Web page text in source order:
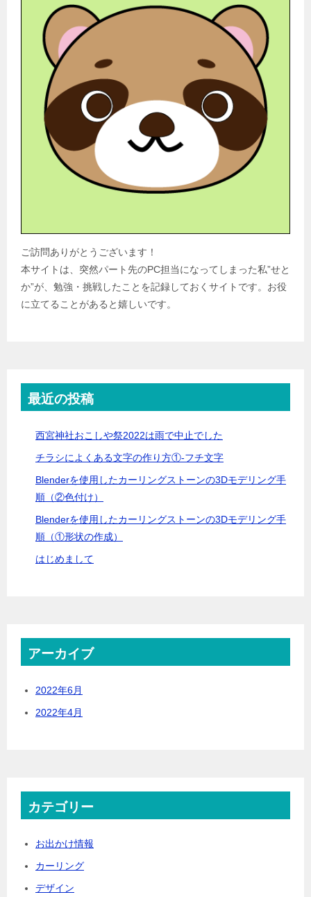
ご訪問ありがとうございます！
本サイトは、突然パート先のPC担当になってしまった私”せと
か”が、勉強・挑戦したことを記録しておくサイトです。お役
に立てることがあると嬉しいです。
最近の投稿
西宮神社おこしや祭2022は雨で中止でした
チラシによくある文字の作り方①-フチ文字
Blenderを使用したカーリングストーンの3Dモデリング手
順（②色付け）
Blenderを使用したカーリングストーンの3Dモデリング手
順（①形状の作成）
はじめまして
アーカイブ
2022年6月
2022年4月
カテゴリー
お出かけ情報
カーリング
デザイン